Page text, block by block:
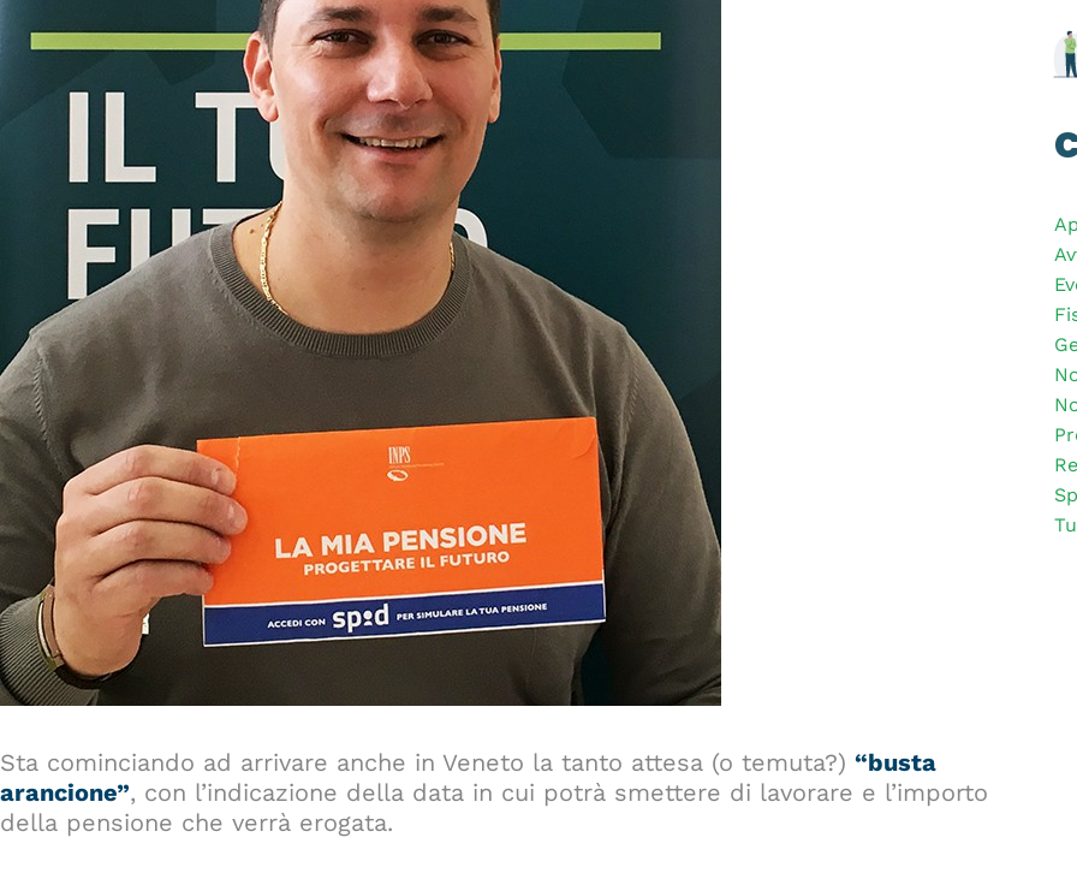
Sta cominciando ad arrivare anche in Veneto la tanto attesa (o temuta?) “busta
arancione”, con l’indicazione della data in cui potrà smettere di lavorare e l’importo
della pensione che verrà erogata.